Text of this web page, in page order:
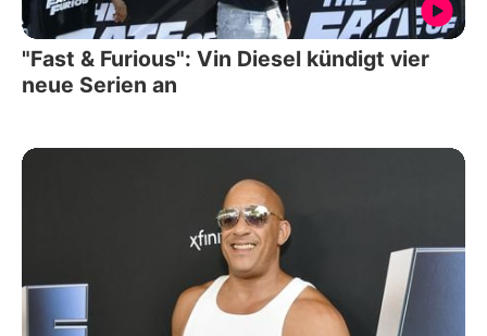
"Fast & Furious": Vin Diesel kündigt vier
neue Serien an